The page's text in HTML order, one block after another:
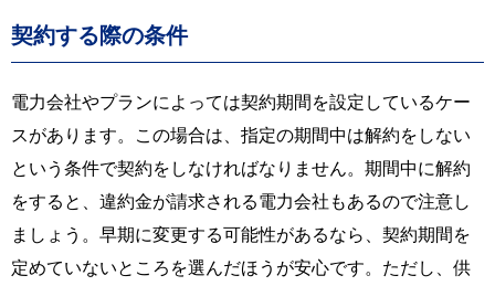
契約する際の条件
電力会社やプランによっては契約期間を設定しているケー
スがあります。この場合は、指定の期間中は解約をしない
という条件で契約をしなければなりません。期間中に解約
をすると、違約金が請求される電力会社もあるので注意し
ましょう。早期に変更する可能性があるなら、契約期間を
定めていないところを選んだほうが安心です。ただし、供